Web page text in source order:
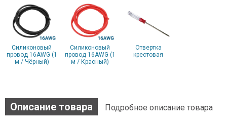
Силиконовый
провод 16AWG (1
м / Чёрный)
Силиконовый
провод 16AWG (1
м / Красный)
Отвертка
крестовая
Описание товара Подробное описание товара